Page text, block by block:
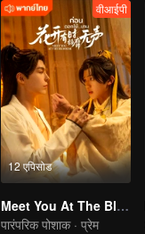
12 एपिसोड
वीआईपी
Meet You At The Blossom
पारंपरिक पोशाक · प्रेम